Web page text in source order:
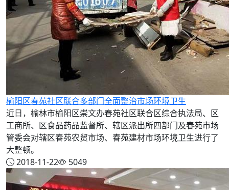
榆阳区春苑社区联合多部门全面整治市场环境卫生
近日，榆林市榆阳区崇文办春苑社区联合区综合执法局、区
工商所、区食品药品监督所、辖区派出所四部门及春苑市场
管委会对辖区春苑农贸市场、春苑建材市场环境卫生进行了
大整顿。
2018-11-22
5049